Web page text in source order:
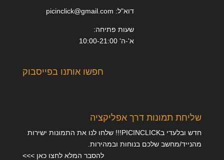
דוא"ל: picinclick@gmail.com
שעות פתיחה:
א'-ה' 10:00-21:00
חפשו אותנו בפייסבוק
שליחת תמונות דרך אפליקציה
חדש ובלעדי בPICINCLICK!!! שלחו לנו את התמונות ישירות
מהנייד/מחשב שלכם בנוחות ובמהירות.
להסבר המלא לחצו כאן >>>